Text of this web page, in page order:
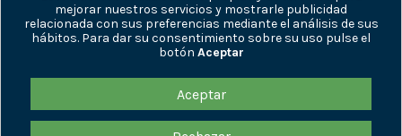
mejorar nuestros servicios y mostrarle publicidad
relacionada con sus preferencias mediante el análisis de sus
hábitos. Para dar su consentimiento sobre su uso pulse el
botón Aceptar
Aceptar